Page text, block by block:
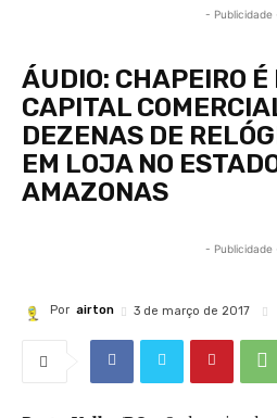
- Publicidade
ÁUDIO: CHAPEIRO É
CAPITAL
DEZENAS DE
EM LOJA NO
AMAZONAS
- Publicidade
Por airton 3 de março de 2017